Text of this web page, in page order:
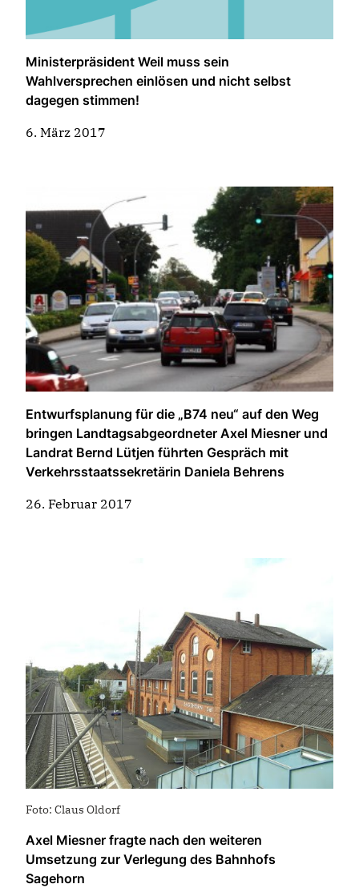
Ministerpräsident Weil muss sein
Wahlversprechen einlösen und nicht selbst
dagegen stimmen!
6. März 2017
Entwurfsplanung für die „B74 neu“ auf den Weg
bringen Landtagsabgeordneter Axel Miesner und
Landrat Bernd Lütjen führten Gespräch mit
Verkehrsstaatssekretärin Daniela Behrens
26. Februar 2017
Foto: Claus Oldorf
Axel Miesner fragte nach den weiteren
Umsetzung zur Verlegung des Bahnhofs
Sagehorn